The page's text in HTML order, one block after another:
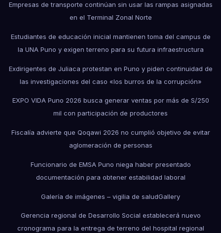
Empresas de transporte continúan sin usar las rampas asignadas
en el Terminal Zonal Norte
Estudiantes de educación inicial mantienen toma del campus de
la UNA Puno y exigen terreno para su futura infraestructura
Exdirigentes de Juliaca protestan en Puno y piden continuidad de
las investigaciones del caso «los burros de la corrupción»
EXPO VIDA Puno 2026 busca generar ventas por más de S/250
mil con participación de productores
Fiscalía advierte que Qoqawi 2026 no cumplió objetivo de evitar
aglomeración de personas
Funcionario de EMSA Puno niega haber presentado
documentación para obtener estabilidad laboral
Galería de imágenes – vigilia de saludGallery
Gerencia regional de Desarrollo Social establecerá nuevo
cronograma para la entrega de terreno del hospital regional